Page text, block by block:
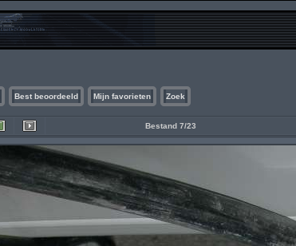
Best beoordeeld Mijn favorieten Zoek
Bestand 7/23